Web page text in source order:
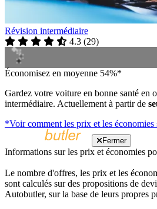
Révision intermédiaire
4.3 (29)
Économisez en moyenne 54%*
Gardez votre voiture en bonne santé en
intermédiaire. Actuellement à partir de
*Voir comment les prix et les économies
Fermer
Informations sur les prix et économies
Le nombre d'offres, les prix et les
sont calculés sur des propositions de
Autobutler, sur la base de leurs propres